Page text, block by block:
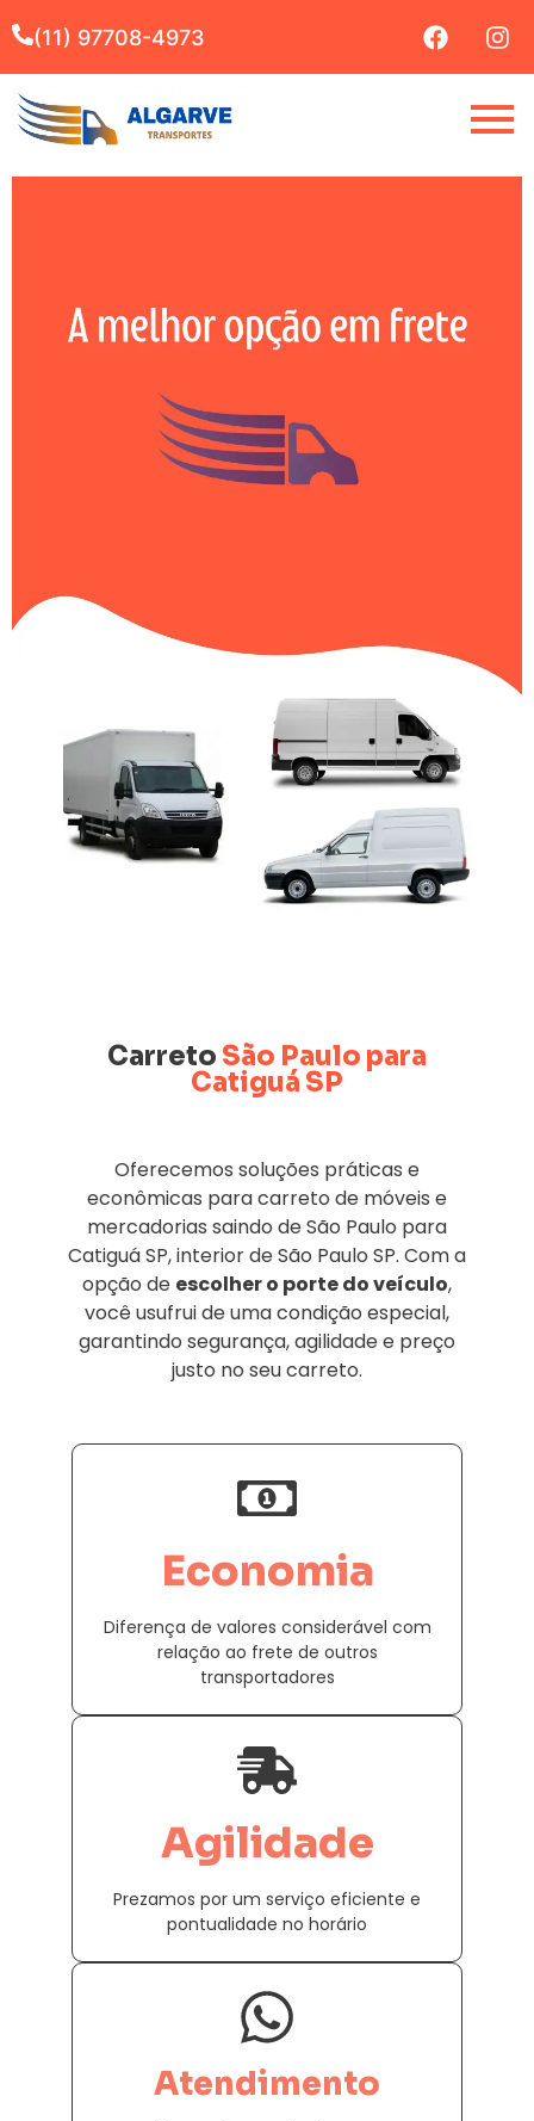
(11) 97708-4973
Carreto São Paulo para
Catiguá SP
Oferecemos soluções práticas e
econômicas para carreto de móveis e
mercadorias saindo de São Paulo para
Catiguá SP, interior de São Paulo SP. Com a
opção de escolher o porte do veículo,
você usufrui de uma condição especial,
garantindo segurança, agilidade e preço
justo no seu carreto.
Economia
Diferença de valores considerável com
relação ao frete de outros
transportadores
Agilidade
Prezamos por um serviço eficiente e
pontualidade no horário
Atendimento